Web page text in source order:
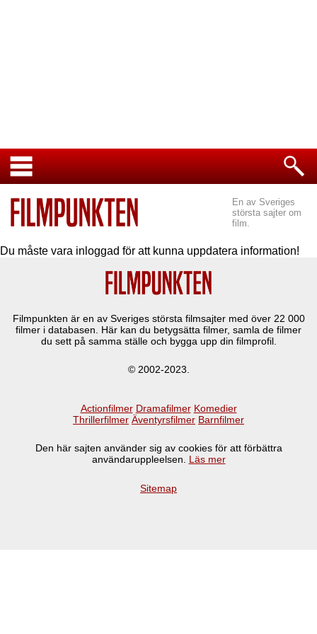
En av Sveriges
största sajter om
film.
Du måste vara inloggad för att kunna uppdatera information!
Filmpunkten är en av Sveriges största filmsajter med över 22 000
filmer i databasen. Här kan du betygsätta filmer, samla de filmer
du sett på samma ställe och bygga upp din filmprofil.
© 2002-2023.
Actionfilmer Dramafilmer Komedier
Thrillerfilmer Äventyrsfilmer Barnfilmer
Den här sajten använder sig av cookies för att förbättra
användaruppleelsen. Läs mer
Sitemap